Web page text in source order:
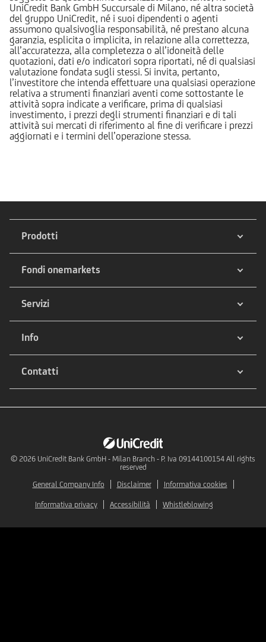
UniCredit Bank GmbH Succursale di Milano, né altra società
del gruppo UniCredit, né i suoi dipendenti o agenti
assumono qualsivoglia responsabilità, né prestano alcuna
garanzia, esplicita o implicita, in relazione alla correttezza,
all’accuratezza, alla completezza o all’idoneità delle
quotazioni, dati e/o indicatori sopra riportati, né di qualsiasi
valutazione fondata sugli stessi. Si invita, pertanto,
l’investitore che intenda effettuare una qualsiasi operazione
relativa a strumenti finanziari aventi come sottostante le
attività sopra indicate a verificare, prima di qualsiasi
investimento, i prezzi degli strumenti finanziari e di tali
attività sui mercati di riferimento al fine di verificare i prezzi
aggiornati e i termini dell’operazione stessa.
Prodotti
Fondi onemarkets
Servizi
Info
Contatti
© 2026 UniCredit Bank GmbH - Milan Branch - P. Iva 09144100154 All rights
reserved
General Company Info
Disclaimer Informativa cookies
Informativa privacy Accessibilità Whistleblowing